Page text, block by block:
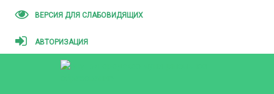
ВЕРСИЯ ДЛЯ СЛАБОВИДЯЩИХ
АВТОРИЗАЦИЯ